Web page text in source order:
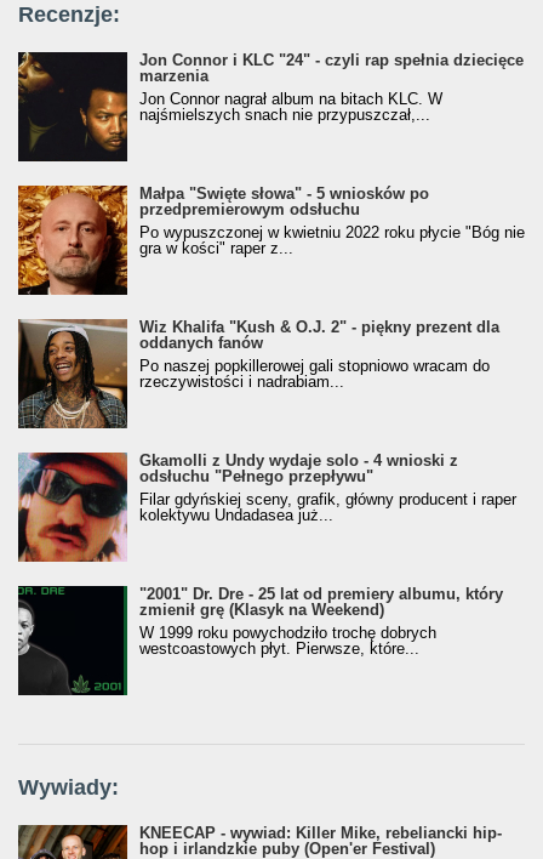
Recenzje:
Jon Connor i KLC "24" - czyli rap spełnia dziecięce
marzenia
Jon Connor nagrał album na bitach KLC. W
najśmielszych snach nie przypuszczał,...
Małpa "Święte słowa" - 5 wniosków po
przedpremierowym odsłuchu
Po wypuszczonej w kwietniu 2022 roku płycie "Bóg nie
gra w kości" raper z...
Wiz Khalifa "Kush & O.J. 2" - piękny prezent dla
oddanych fanów
Po naszej popkillerowej gali stopniowo wracam do
rzeczywistości i nadrabiam...
Gkamolli z Undy wydaje solo - 4 wnioski z
odsłuchu "Pełnego przepływu"
Filar gdyńskiej sceny, grafik, główny producent i raper
kolektywu Undadasea już...
"2001" Dr. Dre - 25 lat od premiery albumu, który
zmienił grę (Klasyk na Weekend)
W 1999 roku powychodziło trochę dobrych
westcoastowych płyt. Pierwsze, które...
Wywiady:
KNEECAP - wywiad: Killer Mike, rebeliancki hip-
hop i irlandzkie puby (Open'er Festival)